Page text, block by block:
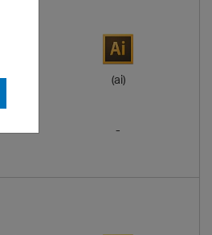
(corel) (ai)
-